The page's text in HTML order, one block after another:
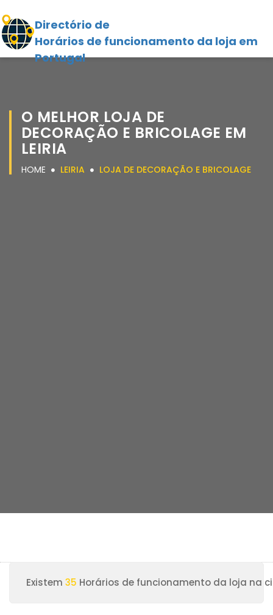
Directório de
Horários de funcionamento da loja em
Portugal
O MELHOR LOJA DE
DECORAÇÃO E BRICOLAGE EM
LEIRIA
HOME LEIRIA LOJA DE DECORAÇÃO E BRICOLAGE
Existem 35 Horários de funcionamento da loja na